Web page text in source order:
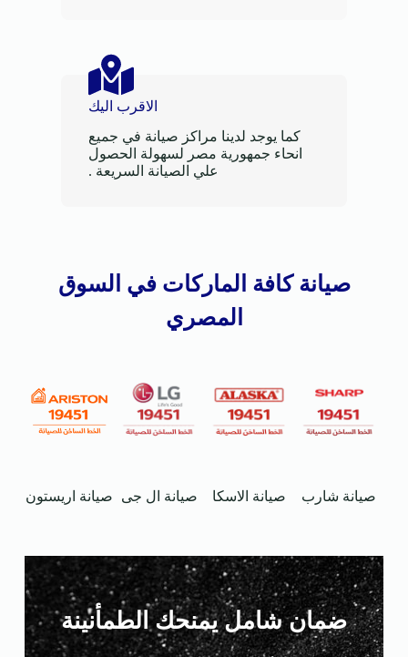
الاقرب اليك
كما يوجد لدينا مراكز صيانة في جميع
انحاء جمهورية مصر لسهولة الحصول
علي الصيانة السريعة .
صيانة كافة الماركات في السوق
المصري
صيانة اريستون صيانة ال جى صيانة الاسكا
صيانة شارب
ضمان شامل يمنحك الطمأنينة